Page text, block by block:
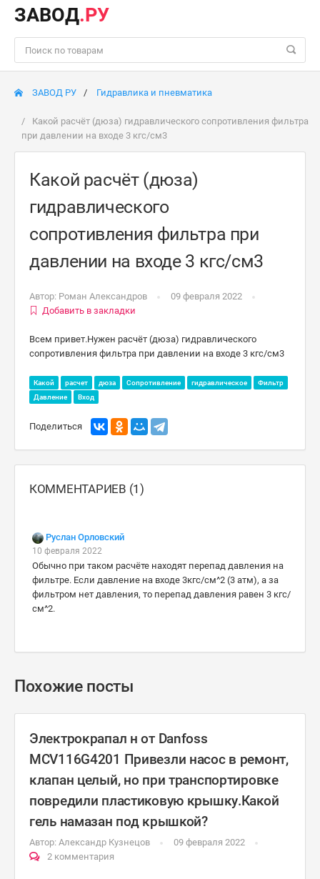
ЗАВОД.РУ
ЗАВОД РУ Гидравлика и пневматика
Какой расчёт (дюза) гидравлического сопротивления фильтра
при давлении на входе 3 кгс/см3
Какой расчёт (дюза)
гидравлического
сопротивления фильтра при
давлении на входе 3 кгс/см3
Автор: Роман Александров
09 февраля 2022
Добавить в закладки
Всем привет.Нужен расчёт (дюза) гидравлического
сопротивления фильтра при давлении на входе 3 кгс/см3
Какой расчет дюза Сопротивление гидравлическое
Фильтр
Давление
Вход
Поделиться
КОММЕНТАРИЕВ (1)
Руслан Орловский
10 февраля 2022
Обычно при таком расчёте находят перепад давления на
фильтре. Если давление на входе 3кгс/см^2 (3 атм), а за
фильтром нет давления, то перепад давления равен 3 кгс/
см^2.
Похожие посты
Электрокрапал н от Danfoss
MCV116G4201 Привезли насос в ремонт,
клапан целый, но при транспортировке
повредили пластиковую крышку.Какой
гель намазан под крышкой?
Автор: Александр Кузнецов
09 февраля 2022
2 комментария